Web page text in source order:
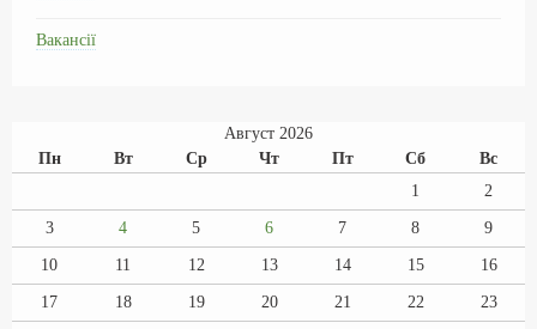
Вакансії
Август 2026
Пн
Вт Ср Чт Пт Сб Вс
1 2
3 4 5 6 7 8 9
10 11 12 13 14 15 16
17 18 19 20 21 22 23